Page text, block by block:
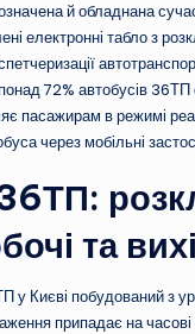
й обладнана
електронні табло з
72% автобусів
пасажирам в режимі
через мобільні
та
у Києві побудований з
припадає на